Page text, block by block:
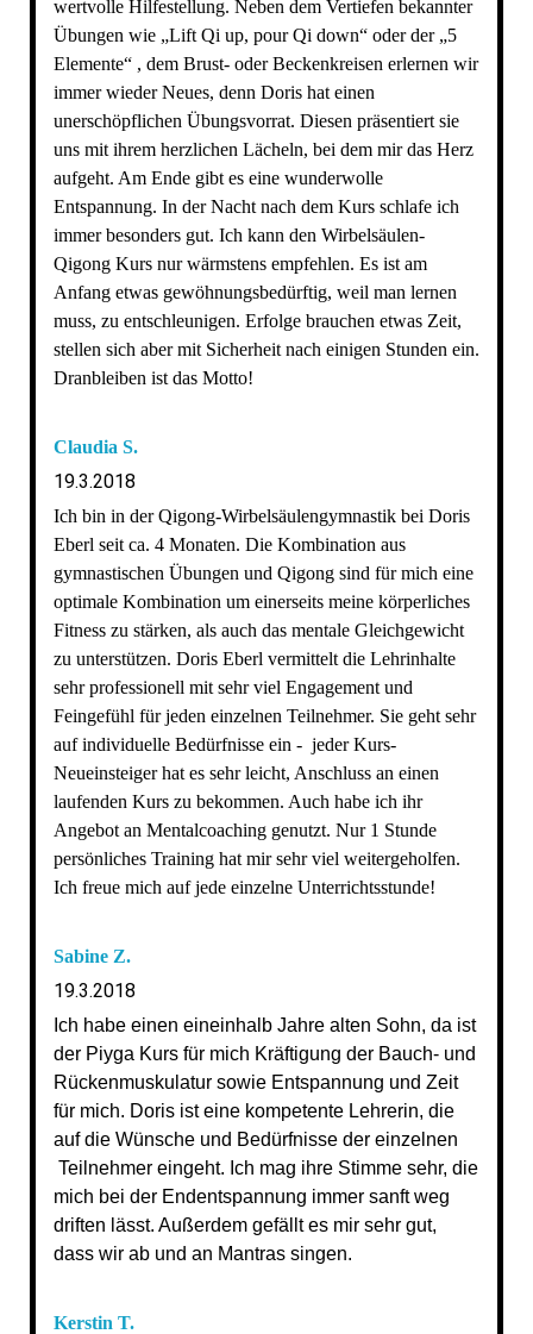
wertvolle Hilfestellung. Neben dem Vertiefen bekannter
Übungen wie „Lift Qi up, pour Qi down“ oder der „5
Elemente“ , dem Brust- oder Beckenkreisen erlernen wir
immer wieder Neues, denn Doris hat einen
unerschöpflichen Übungsvorrat. Diesen präsentiert sie
uns mit ihrem herzlichen Lächeln, bei dem mir das Herz
aufgeht. Am Ende gibt es eine wunderwolle
Entspannung. In der Nacht nach dem Kurs schlafe ich
immer besonders gut. Ich kann den Wirbelsäulen-
Qigong Kurs nur wärmstens empfehlen. Es ist am
Anfang etwas gewöhnungsbedürftig, weil man lernen
muss, zu entschleunigen. Erfolge brauchen etwas Zeit,
stellen sich aber mit Sicherheit nach einigen Stunden ein.
Dranbleiben ist das Motto!
Claudia S.
19.3.2018
Ich bin in der Qigong-Wirbelsäulengymnastik bei Doris
Eberl seit ca. 4 Monaten. Die Kombination aus
gymnastischen Übungen und Qigong sind für mich eine
optimale Kombination um einerseits meine körperliches
Fitness zu stärken, als auch das mentale Gleichgewicht
zu unterstützen. Doris Eberl vermittelt die Lehrinhalte
sehr professionell mit sehr viel Engagement und
Feingefühl für jeden einzelnen Teilnehmer. Sie geht sehr
auf individuelle Bedürfnisse ein - jeder Kurs-
Neueinsteiger hat es sehr leicht, Anschluss an einen
laufenden Kurs zu bekommen. Auch habe ich ihr
Angebot an Mentalcoaching genutzt. Nur 1 Stunde
persönliches Training hat mir sehr viel weitergeholfen.
Ich freue mich auf jede einzelne Unterrichtsstunde!
Sabine Z.
19.3.2018
Ich habe einen eineinhalb Jahre alten Sohn, da ist
der Piyga Kurs für mich Kräftigung der Bauch- und
Rückenmuskulatur sowie Entspannung und Zeit
für mich. Doris ist eine kompetente Lehrerin, die
auf die Wünsche und Bedürfnisse der einzelnen
Teilnehmer eingeht. Ich mag ihre Stimme sehr, die
mich bei der Endentspannung immer sanft weg
driften lässt. Außerdem gefällt es mir sehr gut,
dass wir ab und an Mantras singen.
Kerstin T.